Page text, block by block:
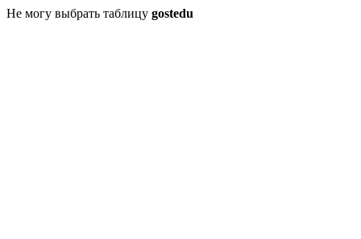
Не могу выбрать таблицу gostedu